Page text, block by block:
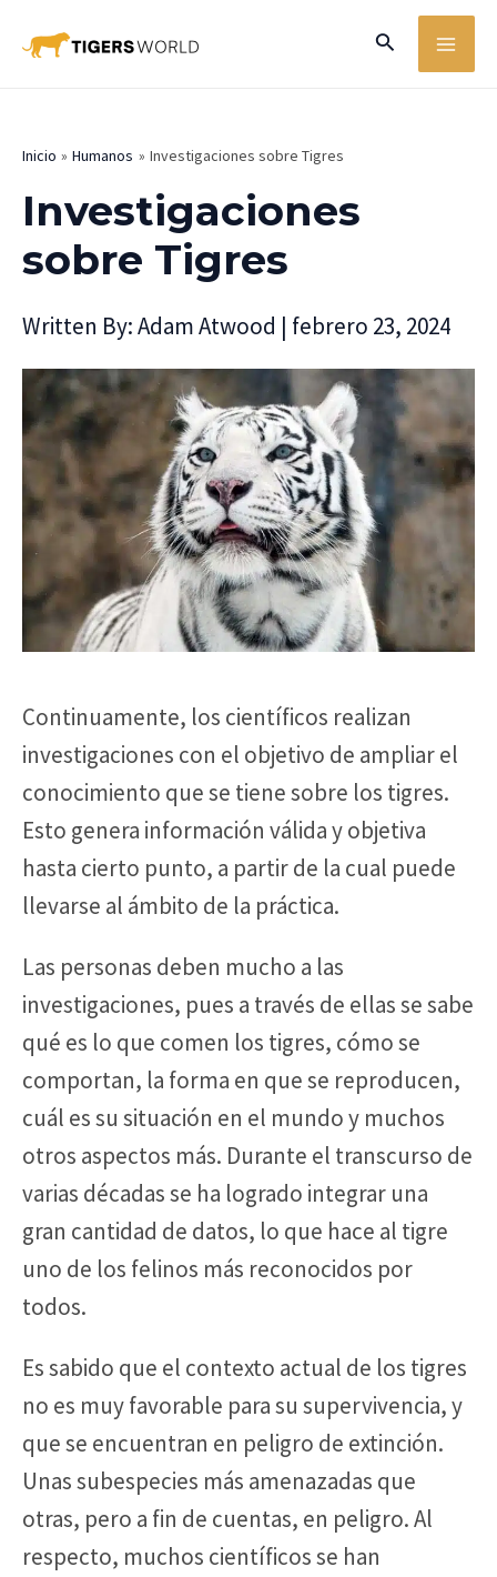
Buscar
Inicio Humanos Investigaciones sobre Tigres
Investigaciones
sobre Tigres
Written By:Adam Atwood | febrero 23, 2024
Continuamente, los científicos realizan
investigaciones con el objetivo de ampliar el
conocimiento que se tiene sobre los tigres.
Esto genera información válida y objetiva
hasta cierto punto, a partir de la cual puede
llevarse al ámbito de la práctica.
Las personas deben mucho a las
investigaciones, pues a través de ellas se sabe
qué es lo que comen los tigres, cómo se
comportan, la forma en que se reproducen,
cuál es su situación en el mundo y muchos
otros aspectos más. Durante el transcurso de
varias décadas se ha logrado integrar una
gran cantidad de datos, lo que hace al tigre
uno de los felinos más reconocidos por
todos.
Es sabido que el contexto actual de los tigres
no es muy favorable para su supervivencia, y
que se encuentran en peligro de extinción.
Unas subespecies más amenazadas que
otras, pero a fin de cuentas, en peligro. Al
respecto, muchos científicos se han